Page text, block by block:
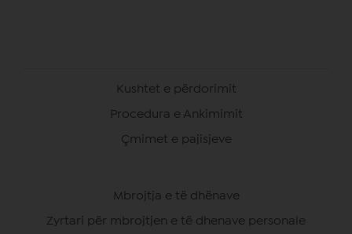
Kushtet e përdorimit
Procedura e Ankimimit
Çmimet e pajisjeve
Mbrojtja e të dhënave
Zyrtari për mbrojtjen e të dhenave personale